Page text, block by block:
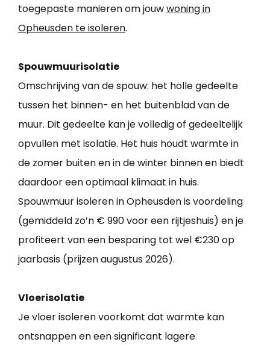
toegepaste manieren om jouwwoning in
Opheusden te isoleren.
Spouwmuurisolatie
Omschrijving van de spouw: het holle gedeelte
tussen het binnen- en het buitenblad van de
muur. Dit gedeelte kan je volledig of gedeeltelijk
opvullen met isolatie. Het huis houdt warmte in
de zomer buiten en in de winter binnen en biedt
daardoor een optimaal klimaat in huis.
Spouwmuur isoleren in Opheusden is voordeling
(gemiddeld zo’n € 990 voor een rijtjeshuis) en je
profiteert van een besparing tot wel €230 op
jaarbasis (prijzen augustus 2026).
Vloerisolatie
Je vloer isoleren voorkomt dat warmte kan
ontsnappen en een significant lagere